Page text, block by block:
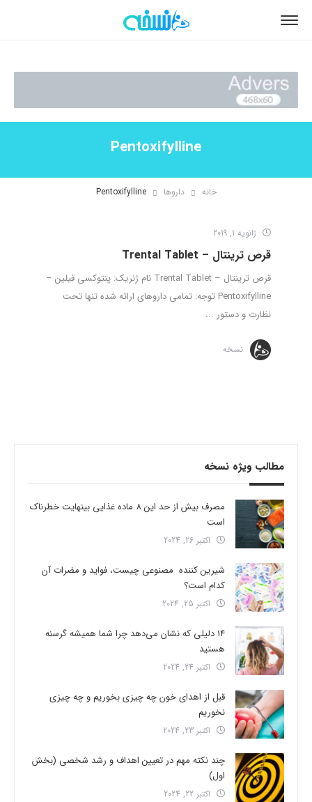
Pentoxifylline
خانه داروها Pentoxifylline
ژانویه 1, 2019
قرص ترینتال – Trental Tablet
قرص ترینتال – Trental Tablet نام ژنریک: پنتوکسی فیلین –
Pentoxifylline توجه: تمامی داروهای ارائه شده تنها تحت
نظارت و دستور ...
نسخه
مطالب ویژه نسخه
مصرف بیش از حد این 8 ماده غذایی بینهایت خطرناک
است
اکتبر 26, 2024
شیرین کننده مصنوعی چیست، فواید و مضرات آن
کدام است؟
اکتبر 25, 2024
14 دلیلی که نشان می‌دهد چرا شما همیشه گرسنه
هستید
اکتبر 24, 2024
قبل از اهدای خون چه چیزی بخوریم و چه چیزی
نخوریم
اکتبر 23, 2024
چند نکته مهم در تعیین اهداف و رشد شخصی (بخش
اول)
اکتبر 22, 2024